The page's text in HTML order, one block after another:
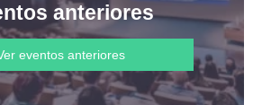
anteriores
eventos anteriores